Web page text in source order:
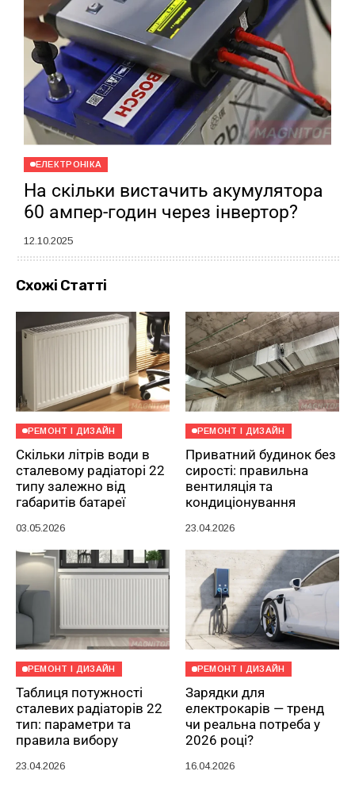
ЕЛЕКТРОНІКА
На скільки вистачить акумулятора
60 ампер-годин через інвертор?
12.10.2025
Схожі Статті
РЕМОНТ І ДИЗАЙН
Скільки літрів води в
сталевому радіаторі 22
типу залежно від
габаритів батареї
03.05.2026
РЕМОНТ І ДИЗАЙН
Приватний будинок без
сирості: правильна
вентиляція та
кондиціонування
23.04.2026
РЕМОНТ І ДИЗАЙН
Таблиця потужності
сталевих радіаторів 22
тип: параметри та
правила вибору
23.04.2026
РЕМОНТ І ДИЗАЙН
Зарядки для
електрокарів — тренд
чи реальна потреба у
2026 році?
16.04.2026